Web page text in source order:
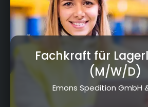
Ausbildungsportal
Unsere
in Kulmbach und
Fachkraft für
(M/W/D)
Emons Spedition GmbH